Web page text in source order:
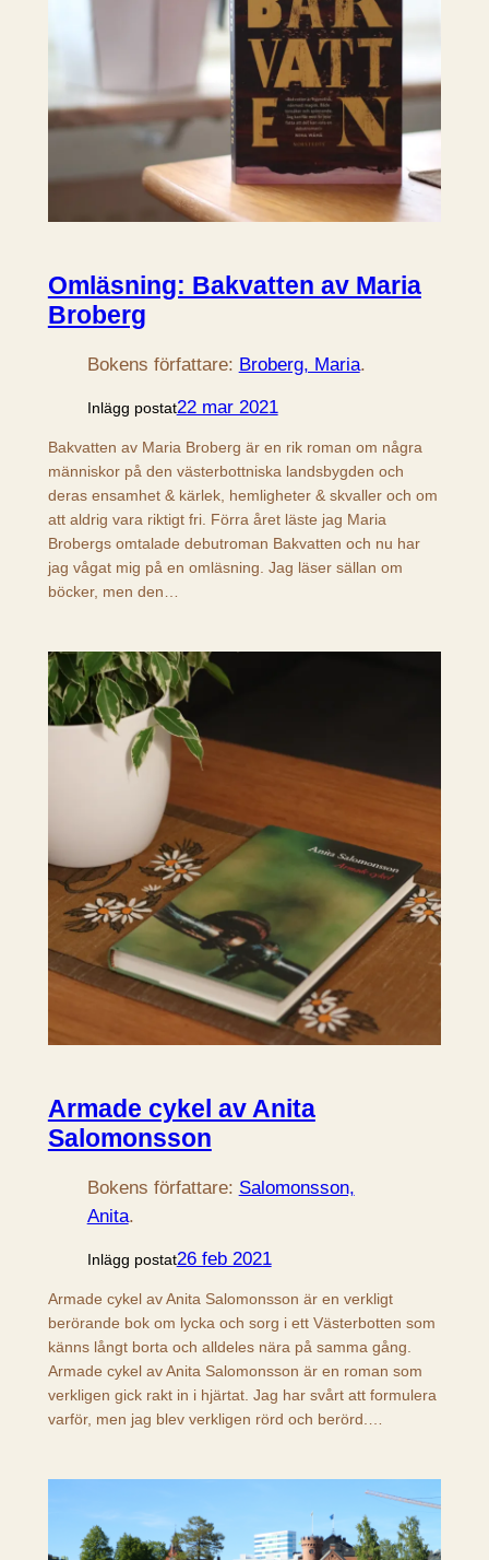
Omläsning: Bakvatten av Maria
Broberg
Bokens författare: Broberg, Maria.
Inlägg postat22 mar 2021
Bakvatten av Maria Broberg är en rik roman om några
människor på den västerbottniska landsbygden och
deras ensamhet & kärlek, hemligheter & skvaller och om
att aldrig vara riktigt fri. Förra året läste jag Maria
Brobergs omtalade debutroman Bakvatten och nu har
jag vågat mig på en omläsning. Jag läser sällan om
böcker, men den…
Armade cykel av Anita
Salomonsson
Bokens författare: Salomonsson,
Anita.
Inlägg postat26 feb 2021
Armade cykel av Anita Salomonsson är en verkligt
berörande bok om lycka och sorg i ett Västerbotten som
känns långt borta och alldeles nära på samma gång.
Armade cykel av Anita Salomonsson är en roman som
verkligen gick rakt in i hjärtat. Jag har svårt att formulera
varför, men jag blev verkligen rörd och berörd.…